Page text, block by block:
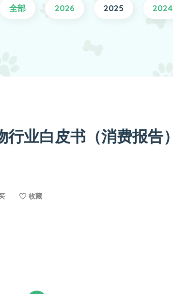
全部 2026 2025 2024
业白皮书（消费报告）
收藏